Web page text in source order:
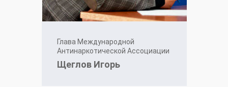
Глава Международной
Антинаркотической Ассоциации
Щеглов Игорь